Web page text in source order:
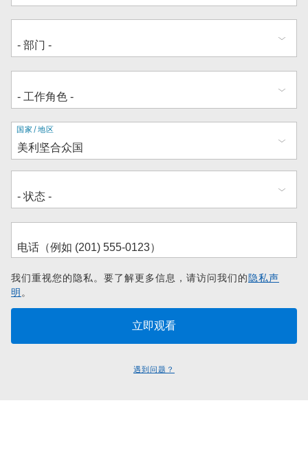
地
址
国家/地区
我们重视您的隐私。要了解更多信息，请访问我们的隐私声
明。
遇到问题？